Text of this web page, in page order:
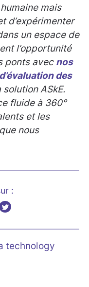
mais
d’expérimenter
un espace de
l’opportunité
ponts avec nos
des
ASkE.
fluide à 360°
et les
nous
:
technology